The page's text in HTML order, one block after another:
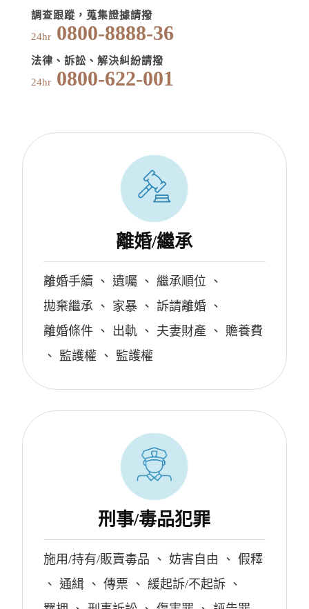
調查跟蹤，蒐集證據請撥
24hr0800-8888-36
法律、訴訟、解決糾紛請撥
24hr0800-622-001
離婚/繼承
離婚手續 、 遺囑 、 繼承順位 、
拋棄繼承、 家暴、 訴請離婚、
離婚條件、 出軌、 夫妻財產 、 贍養費
、 監護權 、 監護權
刑事/毒品犯罪
施用/持有/販賣毒品 、 妨害自由 、 假釋
、 通緝、 傳票 、 緩起訴/不起訴、